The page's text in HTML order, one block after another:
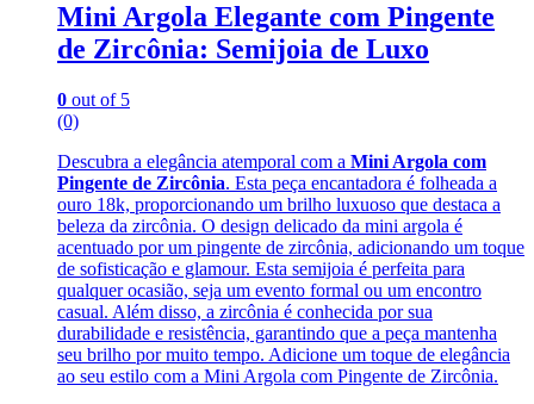
Mini Argola Elegante com Pingente
de Zircônia: Semijoia de Luxo
0 out of 5
(0)
Descubra a elegância atemporal com a Mini Argola com
Pingente de Zircônia. Esta peça encantadora é folheada a
ouro 18k, proporcionando um brilho luxuoso que destaca a
beleza da zircônia. O design delicado da mini argola é
acentuado por um pingente de zircônia, adicionando um toque
de sofisticação e glamour. Esta semijoia é perfeita para
qualquer ocasião, seja um evento formal ou um encontro
casual. Além disso, a zircônia é conhecida por sua
durabilidade e resistência, garantindo que a peça mantenha
seu brilho por muito tempo. Adicione um toque de elegância
ao seu estilo com a Mini Argola com Pingente de Zircônia.